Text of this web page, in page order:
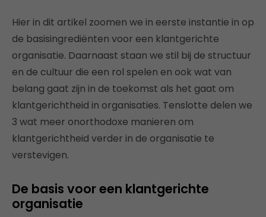
Hier in dit artikel zoomen we in eerste instantie in op
de basisingrediënten voor een klantgerichte
organisatie. Daarnaast staan we stil bij de structuur
en de cultuur die een rol spelen en ook wat van
belang gaat zijn in de toekomst als het gaat om
klantgerichtheid in organisaties. Tenslotte delen we
3 wat meer onorthodoxe manieren om
klantgerichtheid verder in de organisatie te
verstevigen.
De basis voor een klantgerichte
organisatie